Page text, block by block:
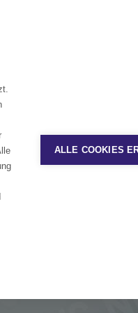
Polarion
Siemens
und Anlagenbau
ALLE COOKIES